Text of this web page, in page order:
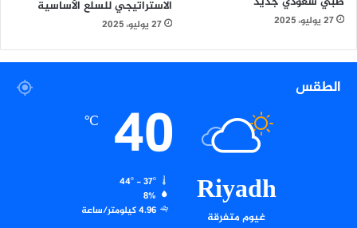
27 يوليو، 2025
الاستراتيجي للسلع الأساسية
27 يوليو، 2025
الطقس
Riyadh
غيوم متفرقة
40
℃
44º - 37º
8%
4.96 كيلومتر/ساعة